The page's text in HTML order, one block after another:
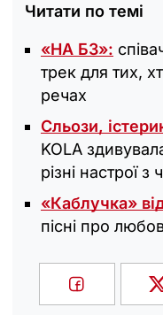
Читати по темі
«НА БЗ»:
трек для тих,
речах
Сльози,
KOLA
різні настрої з
«Каблучка»
пісні про